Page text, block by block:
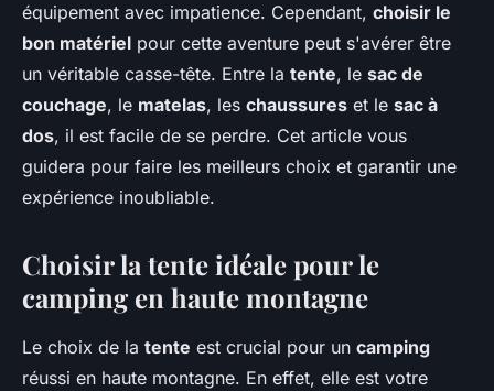
haute montagne en été?
Noa•20 juin 2024•5 min de lecture
équipement avec impatience. Cependant, choisir le
bon matériel pour cette aventure peut s'avérer être
un véritable casse-tête. Entre la tente, le sac de
couchage, le matelas, les chaussures et le sac à
dos, il est facile de se perdre. Cet article vous
guidera pour faire les meilleurs choix et garantir une
expérience inoubliable.
Choisir la tente idéale pour le
camping en haute montagne
Le choix de la tente est crucial pour un camping
réussi en haute montagne. En effet, elle est votre